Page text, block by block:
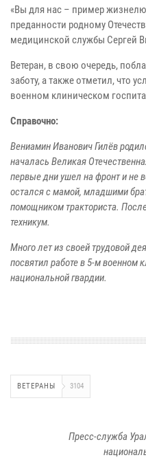
«Вы для нас – пример
преданности родному
медицинской службы Сергей
Ветеран, в свою очередь,
заботу, а также отметил, что
военном клиническом
Справочно:
Вениамин Иванович Гилёв
началась Великая
первые дни ушел на фронт и не
остался с мамой, младшими
помощником тракториста.
техникум.
Много лет из своей трудовой
посвятил работе в 5-м военном
национальной гвардии.
ВЕТЕРАНЫ 3104
Пресс-служба